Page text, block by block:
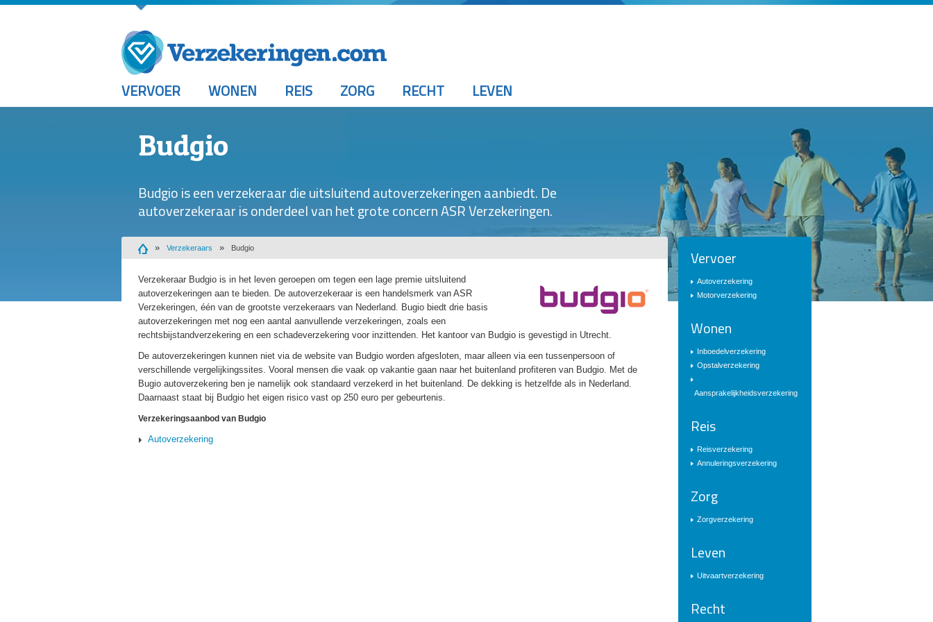
VERVOER WONEN REIS ZORG RECHT LEVEN
Budgio
Budgio is een verzekeraar die uitsluitend autoverzekeringen aanbiedt. De
autoverzekeraar is onderdeel van het grote concern ASR Verzekeringen.
Verzekeraars Budgio
Verzekeraar Budgio is in het leven geroepen om tegen een lage premie uitsluitend
autoverzekeringen aan te bieden. De autoverzekeraar is een handelsmerk van ASR
Verzekeringen, één van de grootste verzekeraars van Nederland. Bugio biedt drie basis
autoverzekeringen met nog een aantal aanvullende verzekeringen, zoals een
rechtsbijstandverzekering en een schadeverzekering voor inzittenden. Het kantoor van Budgio is gevestigd in Utrecht.
De autoverzekeringen kunnen niet via de website van Budgio worden afgesloten, maar alleen via een tussenpersoon of
verschillende vergelijkingssites. Vooral mensen die vaak op vakantie gaan naar het buitenland profiteren van Budgio. Met de
Bugio autoverzekering ben je namelijk ook standaard verzekerd in het buitenland. De dekking is hetzelfde als in Nederland.
Daarnaast staat bij Budgio het eigen risico vast op 250 euro per gebeurtenis.
Verzekeringsaanbod van Budgio
Autoverzekering
Vervoer
Autoverzekering
Motorverzekering
Wonen
Inboedelverzekering
Opstalverzekering
Aansprakelijkheidsverzekering
Reis
Reisverzekering
Annuleringsverzekering
Zorg
Zorgverzekering
Leven
Uitvaartverzekering
Recht